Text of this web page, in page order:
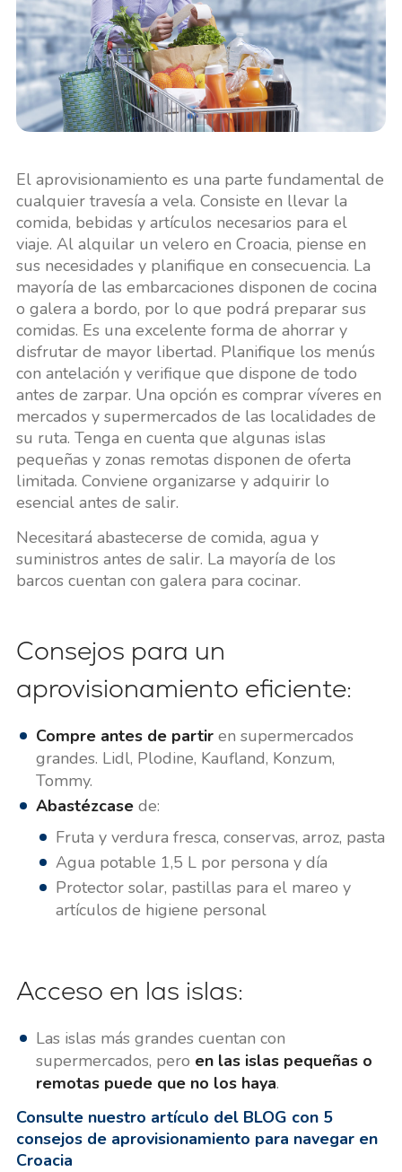
El aprovisionamiento es una parte fundamental de
cualquier travesía a vela. Consiste en llevar la
comida, bebidas y artículos necesarios para el
viaje. Al alquilar un velero en Croacia, piense en
sus necesidades y planifique en consecuencia. La
mayoría de las embarcaciones disponen de cocina
o galera a bordo, por lo que podrá preparar sus
comidas. Es una excelente forma de ahorrar y
disfrutar de mayor libertad. Planifique los menús
con antelación y verifique que dispone de todo
antes de zarpar. Una opción es comprar víveres en
mercados y supermercados de las localidades de
su ruta. Tenga en cuenta que algunas islas
pequeñas y zonas remotas disponen de oferta
limitada. Conviene organizarse y adquirir lo
esencial antes de salir.
Necesitará abastecerse de comida, agua y
suministros antes de salir. La mayoría de los
barcos cuentan con galera para cocinar.
Consejos para un
aprovisionamiento eficiente:
Compre antes de partiren supermercados
grandes. Lidl, Plodine, Kaufland, Konzum,
Tommy.
Abastézcasede:
Fruta y verdura fresca, conservas, arroz, pasta
Agua potable 1,5 L por persona y día
Protector solar, pastillas para el mareo y
artículos de higiene personal
Acceso en las islas:
Las islas más grandes cuentan con
supermercados, pero en las islas pequeñas o
remotas puede que no los haya.
Consulte nuestro artículo del BLOG con 5
consejos de aprovisionamiento para navegar en
Croacia